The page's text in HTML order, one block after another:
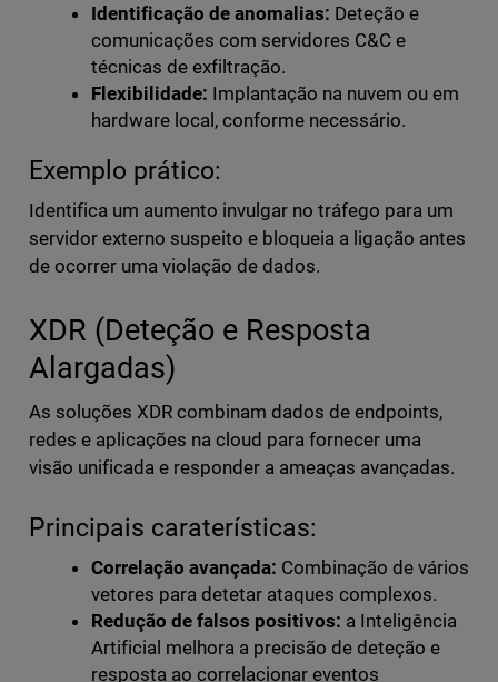
Identificação de anomalias: Deteção e
comunicações com servidores C&C e
técnicas de exfiltração.
Flexibilidade: Implantação na nuvem ou em
hardware local, conforme necessário.
Exemplo prático:
Identifica um aumento invulgar no tráfego para um
servidor externo suspeito e bloqueia a ligação antes
de ocorrer uma violação de dados.
XDR (Deteção e Resposta
Alargadas)
As soluções XDR combinam dados de endpoints,
redes e aplicações na cloud para fornecer uma
visão unificada e responder a ameaças avançadas.
Principais caraterísticas:
Correlação avançada: Combinação de vários
vetores para detetar ataques complexos.
Redução de falsos positivos: a Inteligência
Artificial melhora a precisão de deteção e
resposta ao correlacionar eventos